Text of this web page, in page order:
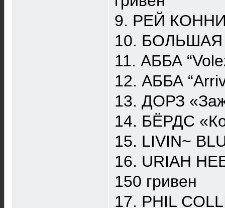
9. РЕЙ
10. БОЛЬШАЯ
11. АББА
12. АББА
13. ДОРЗ
14. БЁРДС
15. LIVIN~
16. URIAH
150 гривен
17. PHIL